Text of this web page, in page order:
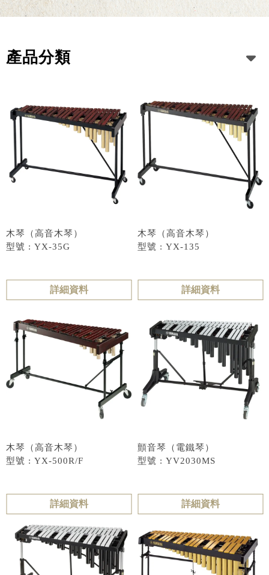
產品分類
木琴（高音木琴）
型號 : YX-35G
詳細資料
木琴（高音木琴）
型號 : YX-135
詳細資料
木琴（高音木琴）
型號 : YX-500R/F
詳細資料
顫音琴（電鐵琴）
型號 : YV2030MS
詳細資料